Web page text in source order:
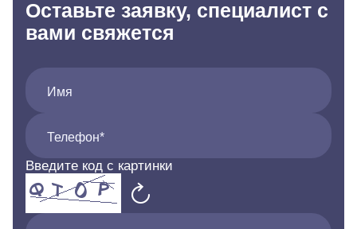
Оставьте заявку, специалист с
вами свяжется
Имя
Телефон*
Введите код с картинки